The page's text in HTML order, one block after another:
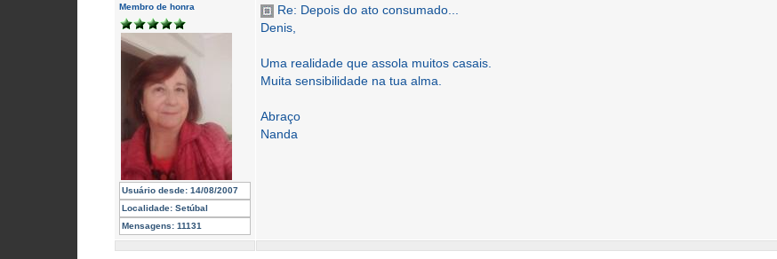
Membro de honra
Usuário desde: 14/08/2007
Localidade: Setúbal
Mensagens: 11131
Re: Depois do ato consumado...
Denis,
Uma realidade que assola muitos casais.
Muita sensibilidade na tua alma.
Abraço
Nanda